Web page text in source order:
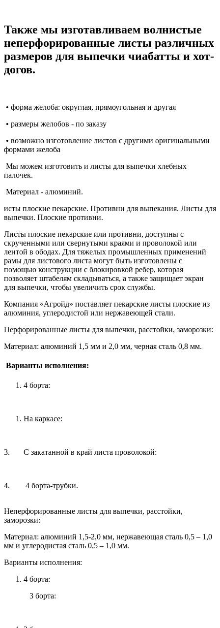
Также мы изготавливаем волнистые
неперфорированные листы различных
размеров для выпечки чиабатты и хот-
догов.
• форма желоба: округлая, прямоугольная и другая
• размеры желобов - по заказу
• возможно изготовление листов с другими оригинальными
формами желоба
Мы можем изготовить и листы для выпечки хлебных
палочек.
Материал - алюминий.
исты плоские пекарские. Противни для выпекания. Листы для
выпечки. Плоские противни.
Листы плоские пекарские или противни, доступны с
скрученными или свернутыми краями и проволокой или
лентой в ободах. Для тяжелых промышленных применений
рамы для листового листа могут быть изготовлены с
помощью конструкции с блокировкой ребер, которая
позволяет штабелям складываться, а также защищает экран
для выпечки, чтобы увеличить срок службы.
Компания «Агройд» поставляет пекарские листы плоские из
алюминия, углеродистой или нержавеющей стали.
Перфорированные листы для выпечки, расстойки, заморозки:
Материал: алюминий 1,5 мм и 2,0 мм, черная сталь 0,8 мм.
Варианты исполнения:
4 борта:
На каркасе:
3. С закатанной в край листа проволокой:
4. 4 борта-трубки.
Неперфорированные листы для выпечки, расстойки,
заморозки:
Материал: алюминий 1,5-2,0 мм, нержавеющая сталь 0,5 – 1,0
мм и углеродистая сталь 0,5 – 1,0 мм.
Варианты исполнения:
4 борта:
3 борта: